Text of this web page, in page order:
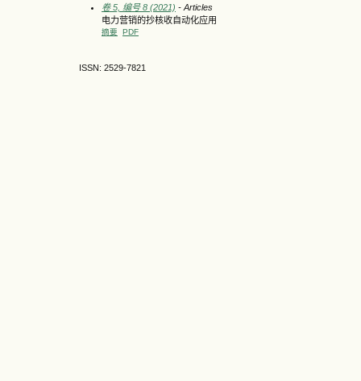
卷 5, 编号 8 (2021) - Articles
电力营销的抄核收自动化应用
摘要 PDF
ISSN: 2529-7821